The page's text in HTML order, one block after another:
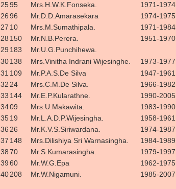
2595 Mrs.H.W.K.Fonseka. 1971-1974
2696 Mr.D.D.Amarasekara 1974-1975
27 10 Mrs.M.Sumathipala. 1971-1984
28 150 Mr.N.B.Perera. 1951-1970
29 183 Mr.U.G.Punchihewa.
30138 Mrs.Vinitha Indrani Wijesinghe. 1973-1977
31 109 Mr.P.A.S.De Silva 1947-1961
32 24 Mrs.C.M.De Silva. 1966-1982
33 144 Mr.E.P.Kularathne. 1990-2005
3409 Mrs.U.Makawita. 1983-1990
3519 Mr.L.A.D.P.Wijesingha. 1958-1961
36 26 Mr.K.V.S.Siriwardana. 1974-1987
37 148 Mrs.Dilishiya Sri Warnasingha. 1984-1989
3870 Mr.S.Kumarasingha. 1979-1997
3960 Mr.W.G.Epa 1962-1975
40208 Mr.W.Nigamuni. 1985-2007